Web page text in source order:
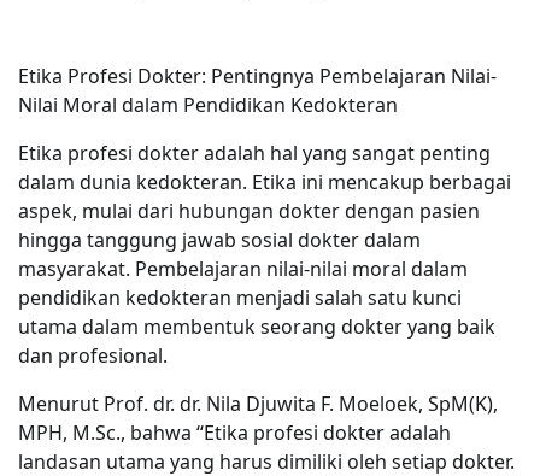
Etika Profesi Dokter: Pentingnya Pembelajaran Nilai-
Nilai Moral dalam Pendidikan Kedokteran
Etika profesi dokter adalah hal yang sangat penting
dalam dunia kedokteran. Etika ini mencakup berbagai
aspek, mulai dari hubungan dokter dengan pasien
hingga tanggung jawab sosial dokter dalam
masyarakat. Pembelajaran nilai-nilai moral dalam
pendidikan kedokteran menjadi salah satu kunci
utama dalam membentuk seorang dokter yang baik
dan profesional.
Menurut Prof. dr. dr. Nila Djuwita F. Moeloek, SpM(K),
MPH, M.Sc., bahwa “Etika profesi dokter adalah
landasan utama yang harus dimiliki oleh setiap dokter.